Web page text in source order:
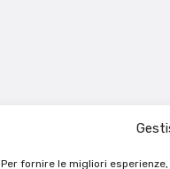
Per fornire le migliori